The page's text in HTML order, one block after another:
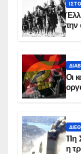
την
Οι
11η
η